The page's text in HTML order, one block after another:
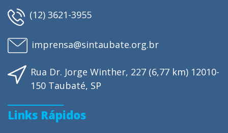
(12) 3621-3955
imprensa@sintaubate.org.br
Rua Dr. Jorge Winther, 227 (6,77 km) 12010-
150 Taubaté, SP
Links Rápidos